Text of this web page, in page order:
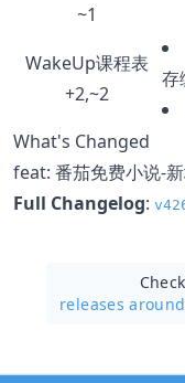
~1
WakeUp课程表
+2,~2
存
What's Changed
feat: 番茄免费小说-
Full Changelog:
releases